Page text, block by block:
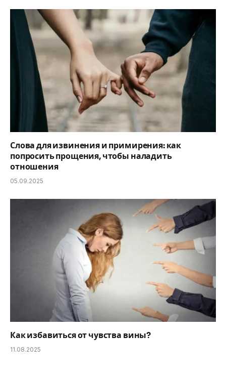
Слова для извинения и примирения: как
попросить прощения, чтобы наладить
отношения
05.09.2025
Как избавиться от чувства вины?
11.08.2025